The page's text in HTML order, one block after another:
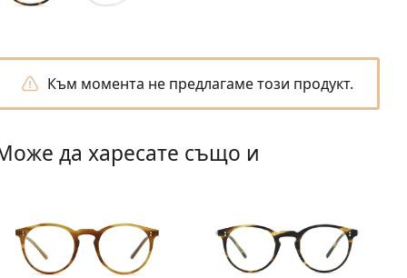
Към момента не предлагаме този продукт.
да харесате също и